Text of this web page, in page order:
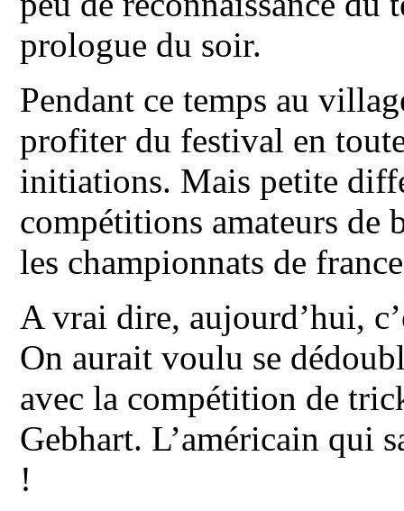
prologue du soir.
Pendant ce temps au
profiter du festival en
initiations. Mais petite
compétitions amateurs de
les championnats de
A vrai dire, aujourd’hui,
On aurait voulu se
avec la compétition de
Gebhart. L’américain qui
!